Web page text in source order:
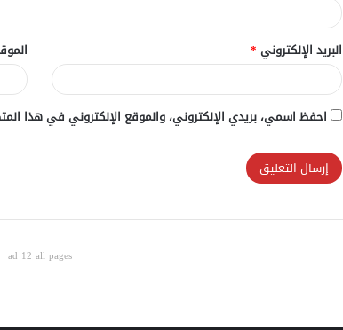
البريد الإلكتروني *
احفظ اسمي، بريدي الإلكتروني، والموقع الإلكتروني في هذا
ad 12 all pages